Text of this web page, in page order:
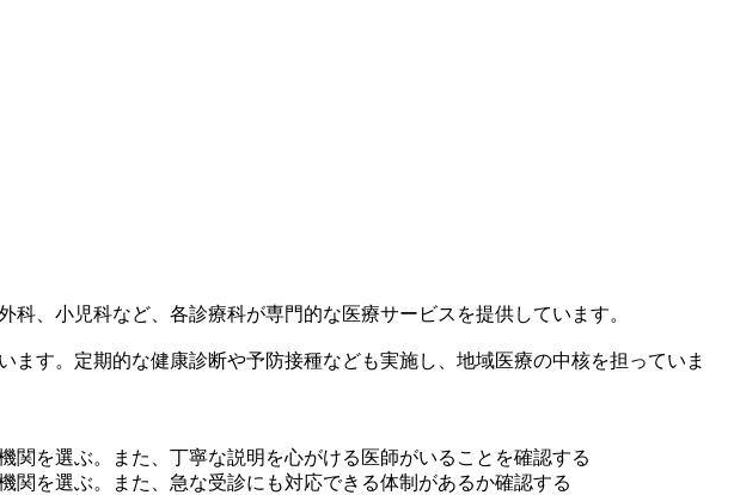
、小児科など、各診療科が専門的な医療サービスを提供しています。
す。定期的な健康診断や予防接種なども実施し、地域医療の中核を担っていま
を選ぶ。また、丁寧な説明を心がける医師がいることを確認する
を選ぶ。また、急な受診にも対応できる体制があるか確認する